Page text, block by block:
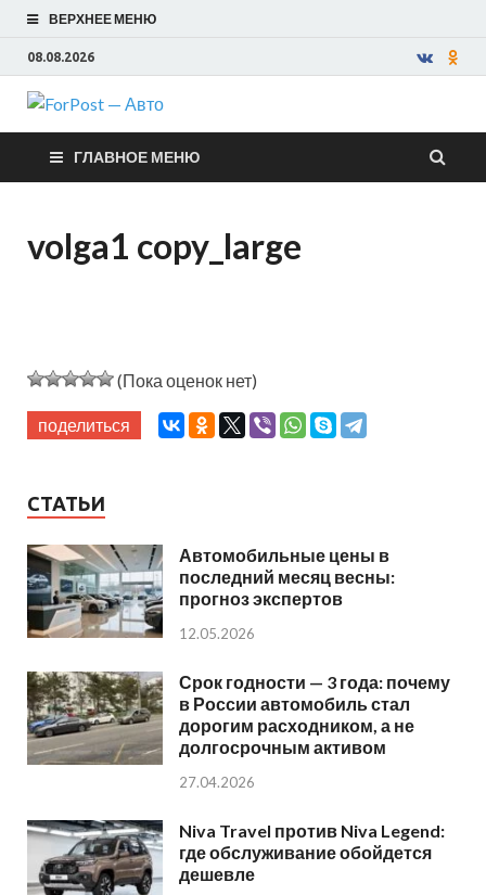
ВЕРХНЕЕ МЕНЮ
08.08.2026
ForPost —
Авто
ГЛАВНОЕ МЕНЮ
volga1 copy_large
(Пока оценок нет)
поделиться
СТАТЬИ
Автомобильные цены в
последний месяц весны:
прогноз экспертов
12.05.2026
Срок годности — 3 года: почему
в России автомобиль стал
дорогим расходником, а не
долгосрочным активом
27.04.2026
Niva Travel против Niva Legend:
где обслуживание обойдется
дешевле